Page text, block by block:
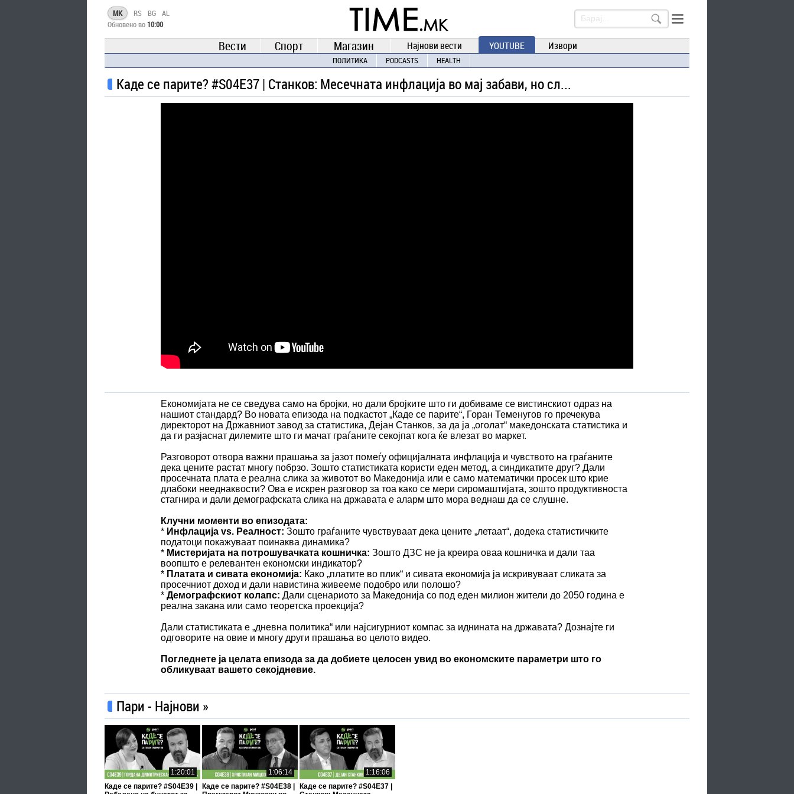
TIME.mk
ВЕСТИ
NEWS
MK RS BG AL
Обновено во 10:00
Вести Спорт Магазин Најнови вести YOUTUBE Извори
ПОЛИТИКА PODCASTS HEALTH
Каде се парите? #S04E37 | Станков: Месечната инфлација во мај забави, но сл...
Економијата не се сведува само на бројки, но дали бројките што ги добиваме се вистинскиот одраз на
нашиот стандард? Во новата епизода на подкастот „Каде се парите“, Горан Теменугов го пречекува
директорот на Државниот завод за статистика, Дејан Станков, за да ја „оголат“ македонската статистика и
да ги разјаснат дилемите што ги мачат граѓаните секојпат кога ќе влезат во маркет.
Разговорот отвора важни прашања за јазот помеѓу официјалната инфлација и чувството на граѓаните
дека цените растат многу побрзо. Зошто статистиката користи еден метод, а синдикатите друг? Дали
просечната плата е реална слика за животот во Македонија или е само математички просек што крие
длабоки нееднаквости? Ова е искрен разговор за тоа како се мери сиромаштијата, зошто продуктивноста
стагнира и дали демографската слика на државата е аларм што мора веднаш да се слушне.
Клучни моменти во епизодата:
* Инфлација vs. Реалност: Зошто граѓаните чувствуваат дека цените „летаат“, додека статистичките
податоци покажуваат поинаква динамика?
* Мистеријата на потрошувачката кошничка: Зошто ДЗС не ја креира оваа кошничка и дали таа
воопшто е релевантен економски индикатор?
* Платата и сивата економија: Како „платите во плик“ и сивата економија ја искривуваат сликата за
просечниот доход и дали навистина живееме подобро или полошо?
* Демографскиот колапс: Дали сценариото за Македонија со под еден милион жители до 2050 година е
реална закана или само теоретска проекција?
Дали статистиката е „дневна политика“ или најсигурниот компас за иднината на државата? Дознајте ги
одговорите на овие и многу други прашања во целото видео.
Погледнете ја целата епизода за да добиете целосен увид во економските параметри што го
обликуваат вашето секојдневие.
Пари - Најнови »
1:20:01
Каде се парите? #S04E39 |
1:06:14
Каде се парите? #S04E38 |
1:16:06
Каде се парите? #S04E37 |